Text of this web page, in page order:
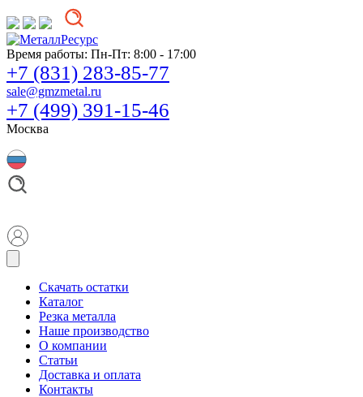
Время работы: Пн-Пт: 8:00 - 17:00
+7 (831) 283-85-77
sale@gmzmetal.ru
+7 (499) 391-15-46
Москва
Скачать остатки
Каталог
Резка металла
Наше производство
О компании
Статьи
Доставка и оплата
Контакты